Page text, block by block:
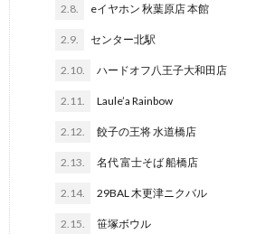
2.8. eイヤホン 秋葉原店 本館
2.9. センター北駅
2.10. ハードオフ八王子大和田店
2.11. Laule’a Rainbow
2.12. 餃子の王将 水道橋店
2.13. 名代 富士そば 船橋店
2.14. 29BAL 木更津ニクバル
2.15. 笹塚ボウル